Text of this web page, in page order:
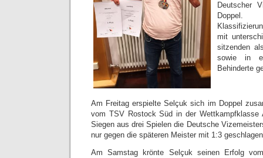
Deutscher
mit
sitzenden
sowie in
Behinderte
Am Freitag erspielte Selçuk sich im Doppel
vom TSV Rostock Süd in der
Siegen aus drei Spielen die Deutsche
nur gegen die späteren Meister mit 1:3
Am Samstag krönte Selçuk seinen Erfolg